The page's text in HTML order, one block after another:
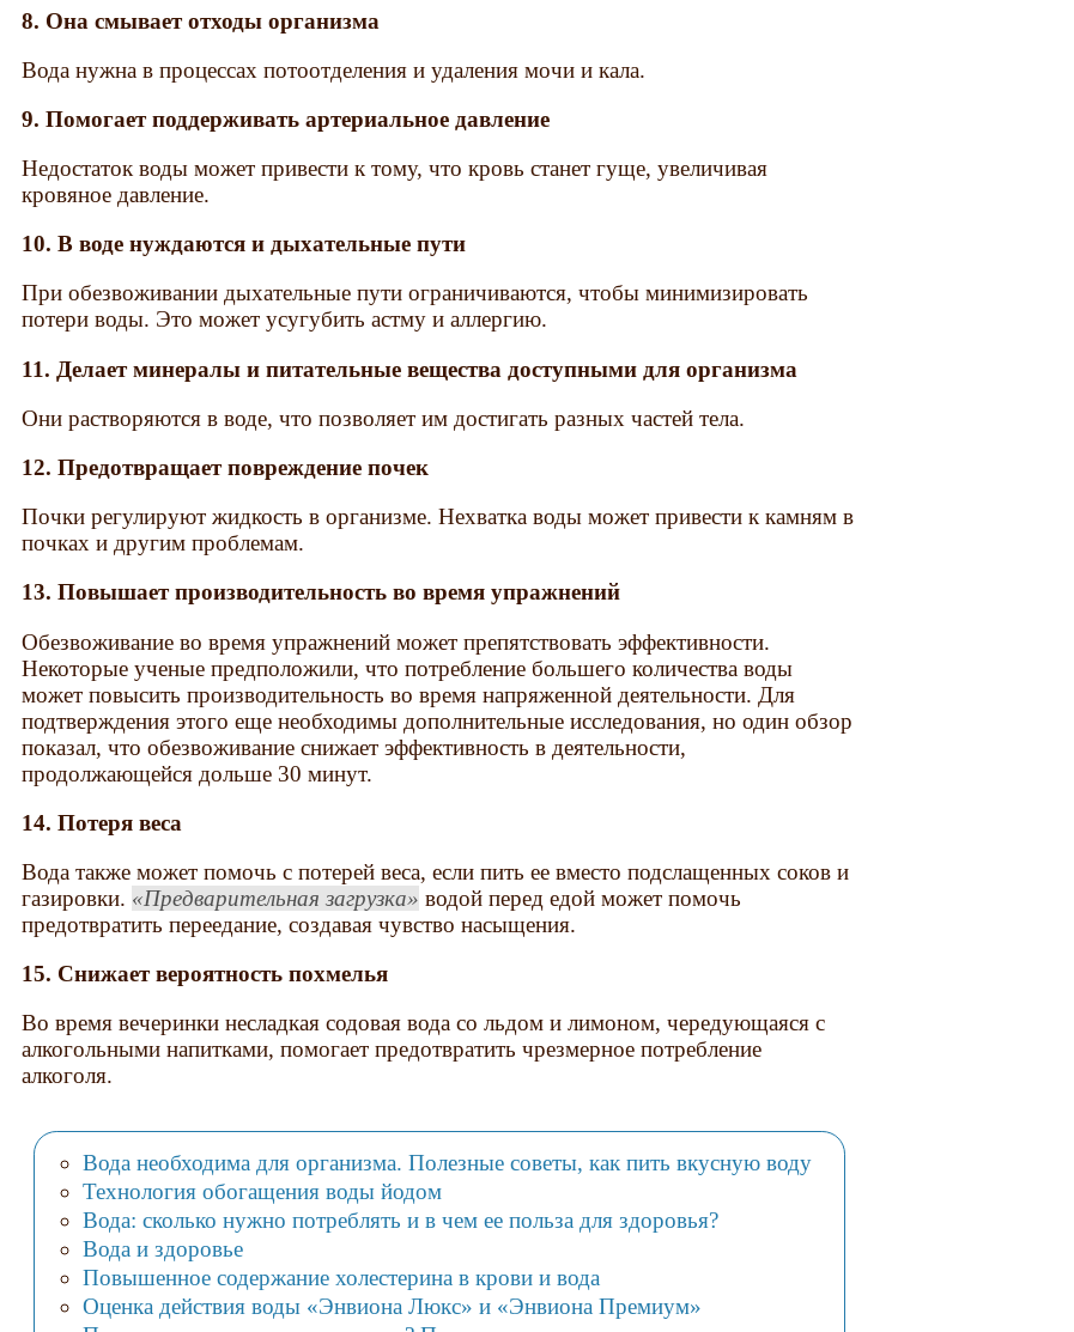
8. Она смывает отходы организма
Вода нужна в процессах потоотделения и удаления мочи и кала.
9. Помогает поддерживать артериальное давление
Недостаток воды может привести к тому, что кровь станет гуще, увеличивая
кровяное давление.
10. В воде нуждаются и дыхательные пути
При обезвоживании дыхательные пути ограничиваются, чтобы минимизировать
потери воды. Это может усугубить астму и аллергию.
11. Делает минералы и питательные вещества доступными для организма
Они растворяются в воде, что позволяет им достигать разных частей тела.
12. Предотвращает повреждение почек
Почки регулируют жидкость в организме. Нехватка воды может привести к камням в
почках и другим проблемам.
13. Повышает производительность во время упражнений
Обезвоживание во время упражнений может препятствовать эффективности.
Некоторые ученые предположили, что потребление большего количества воды
может повысить производительность во время напряженной деятельности. Для
подтверждения этого еще необходимы дополнительные исследования, но один обзор
показал, что обезвоживание снижает эффективность в деятельности,
продолжающейся дольше 30 минут.
14. Потеря веса
Вода также может помочь с потерей веса, если пить ее вместо подслащенных соков и
газировки.
Предварительная загрузка
водой перед едой может помочь
предотвратить переедание, создавая чувство насыщения.
15. Снижает вероятность похмелья
Во время вечеринки несладкая содовая вода со льдом и лимоном, чередующаяся с
алкогольными напитками, помогает предотвратить чрезмерное потребление
алкоголя.
Вода необходима для организма. Полезные советы, как пить вкусную воду
Технология обогащения воды йодом
Вода: сколько нужно потреблять и в чем ее польза для здоровья?
Вода и здоровье
Повышенное содержание холестерина в крови и вода
Оценка действия воды «Энвиона Люкс» и «Энвиона Премиум»